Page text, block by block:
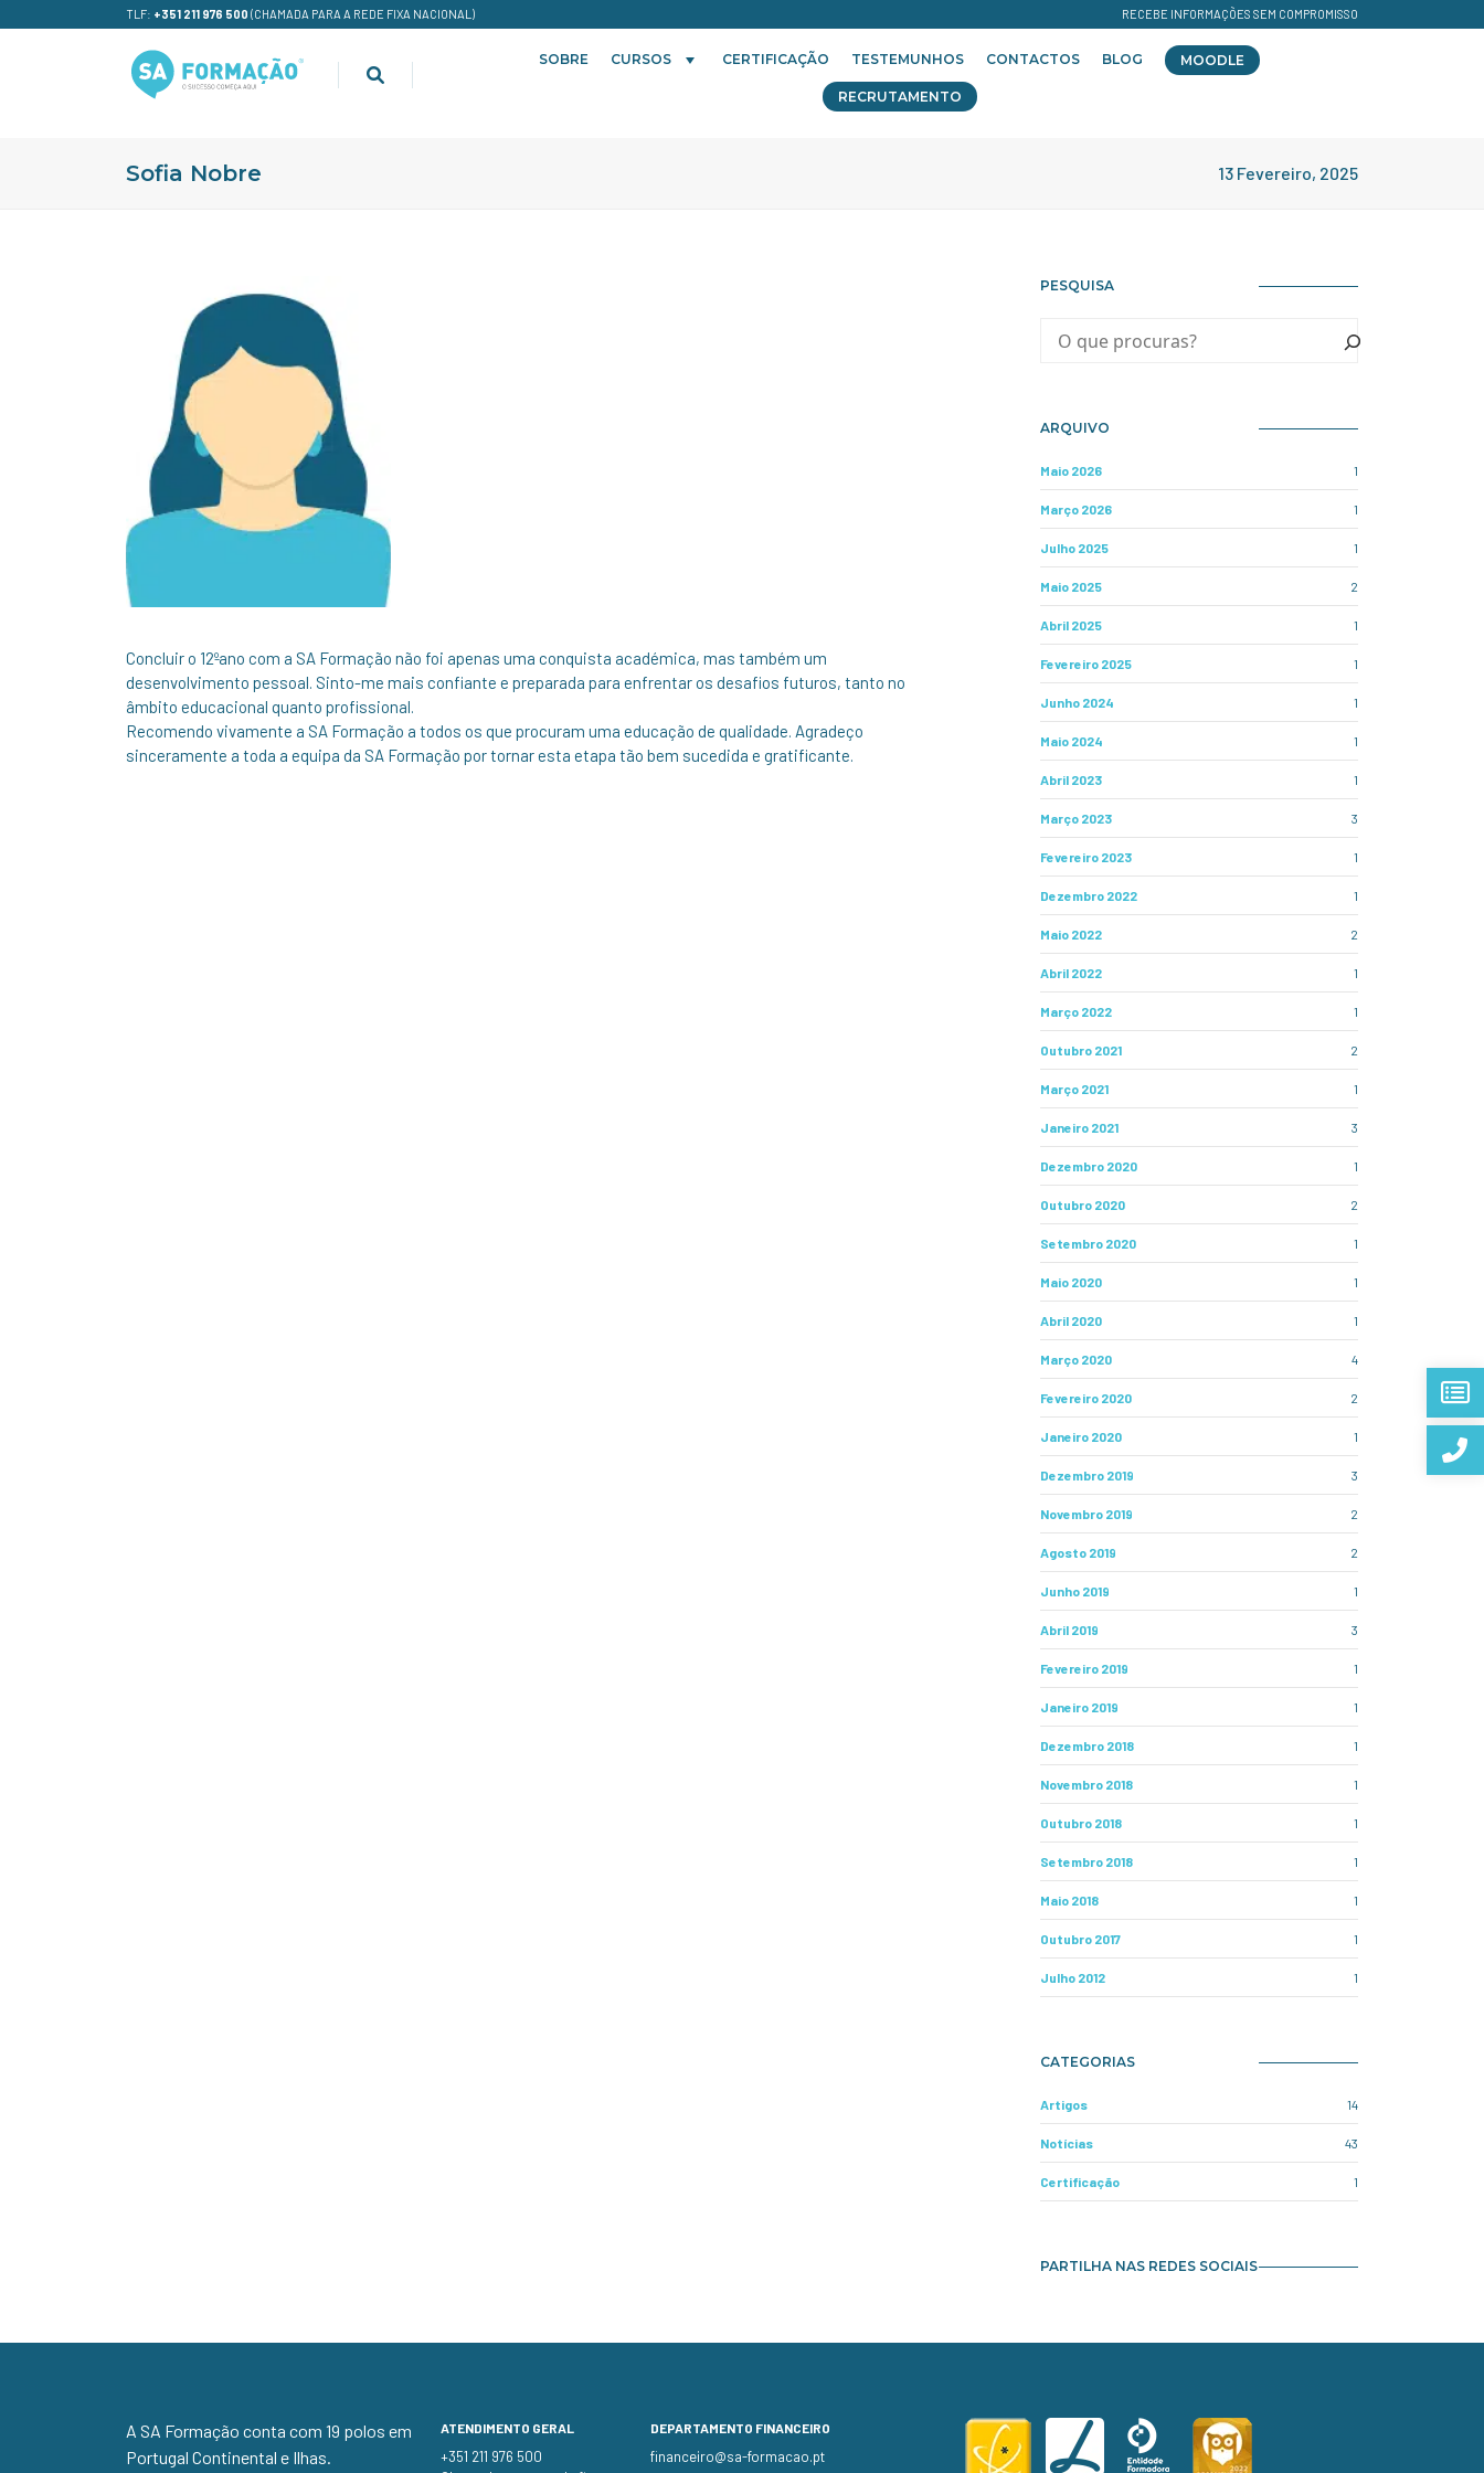
TLF: +351 211 976 500 (CHAMADA PARA A REDE FIXA NACIONAL) RECEBE INFORMAÇÕES SEM COMPROMISSO
SOBRE CURSOS CERTIFICAÇÃO TESTEMUNHOS CONTACTOS BLOG MOODLE
RECRUTAMENTO
Sofia Nobre 13 Fevereiro, 2025
Concluir o 12ºano com a SA Formação não foi apenas uma conquista académica, mas também um
desenvolvimento pessoal. Sinto-me mais confiante e preparada para enfrentar os desafios futuros, tanto no
âmbito educacional quanto profissional.
Recomendo vivamente a SA Formação a todos os que procuram uma educação de qualidade. Agradeço
sinceramente a toda a equipa da SA Formação por tornar esta etapa tão bem sucedida e gratificante.
PESQUISA
ARQUIVO
Maio 2026 1
Março 2026 1
Julho 2025 1
Maio 2025 2
Abril 2025 1
Fevereiro 2025 1
Junho 2024 1
Maio 2024 1
Abril 2023 1
Março 2023 3
Fevereiro 2023 1
Dezembro 2022 1
Maio 2022 2
Abril 2022 1
Março 2022 1
Outubro 2021 2
Março 2021 1
Janeiro 2021 3
Dezembro 2020 1
Outubro 2020 2
Setembro 2020 1
Maio 2020 1
Abril 2020 1
Março 2020 4
Fevereiro 2020 2
Janeiro 2020 1
Dezembro 2019 3
Novembro 2019 2
Agosto 2019 2
Junho 2019 1
Abril 2019 3
Fevereiro 2019 1
Janeiro 2019 1
Dezembro 2018 1
Novembro 2018 1
Outubro 2018 1
Setembro 2018 1
Maio 2018 1
Outubro 2017 1
Julho 2012 1
CATEGORIAS
Artigos 14
Notícias 43
Certificação 1
PARTILHA NAS REDES SOCIAIS
A SA Formação conta com 19 polos em
Portugal Continental e Ilhas.
ATENDIMENTO GERAL
+351 211 976 500
DEPARTAMENTO FINANCEIRO
financeiro@sa-formacao.pt